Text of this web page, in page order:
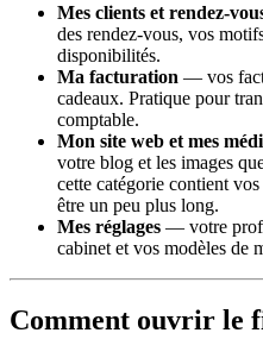
Mes clients et rendez-
des rendez-vous, vos
disponibilités.
Ma facturation — vos
cadeaux. Pratique pour
comptable.
Mon site web et mes
votre blog et les images
cette catégorie contient
être un peu plus long.
Mes réglages — votre
cabinet et vos modèles de
Comment ouvrir le